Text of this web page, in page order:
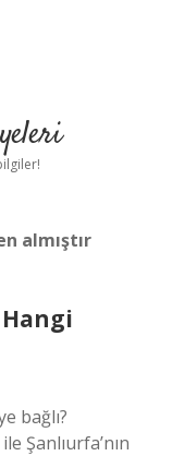
almıştır
Hangi
bağlı?
Şanlıurfa’nın